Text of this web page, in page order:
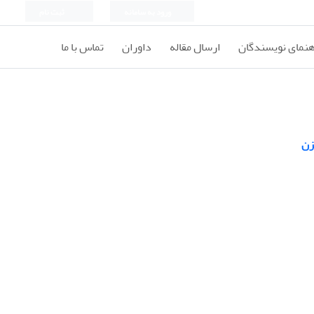
نویسندگان ارسال مقاله داوران تماس با ما